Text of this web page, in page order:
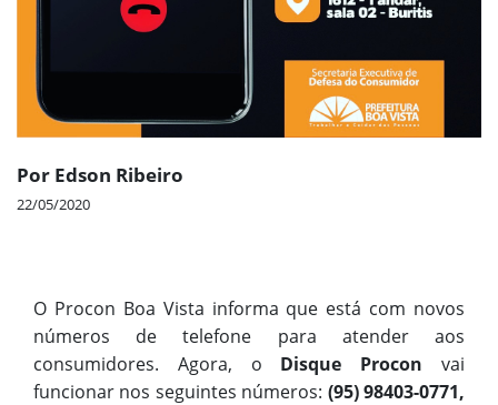
Por Edson Ribeiro
22/05/2020
O Procon Boa Vista informa que está com novos
números de telefone para atender aos
consumidores. Agora, o Disque Proconvai
funcionar nos seguintes números: (95) 98403-0771,